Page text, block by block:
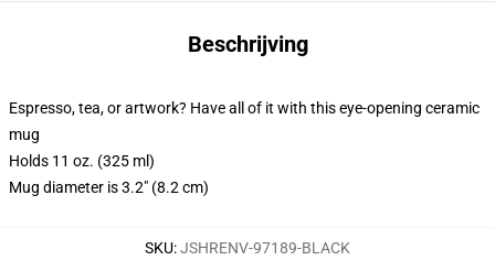
Beschrijving
Espresso, tea, or artwork? Have all of it with this eye-opening ceramic
mug
Holds 11 oz. (325 ml)
Mug diameter is 3.2" (8.2 cm)
SKU:JSHRENV-97189-BLACK